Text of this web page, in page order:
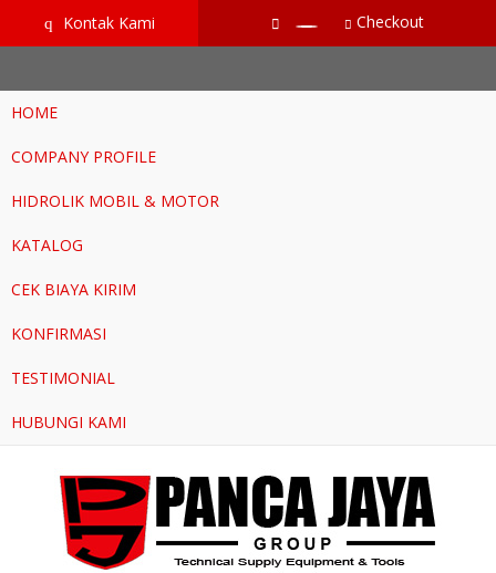
google-site-verification=RoKuikKKhptiWlhVH0-mBoWEpW-
YTG8htM_ix_Dp9Go
q Kontak Kami Checkout
HOME
COMPANY PROFILE
HIDROLIK MOBIL & MOTOR
KATALOG
CEK BIAYA KIRIM
KONFIRMASI
TESTIMONIAL
HUBUNGI KAMI